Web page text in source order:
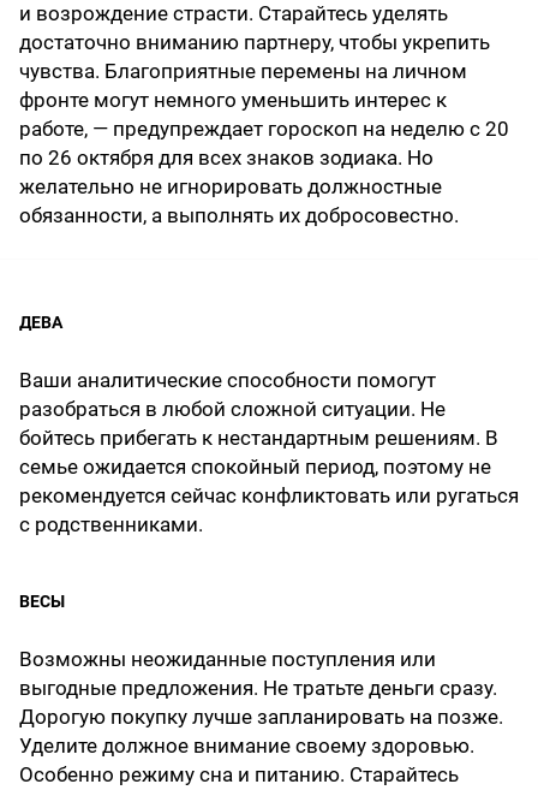
и возрождение страсти. Старайтесь уделять
достаточно вниманию партнеру, чтобы укрепить
чувства. Благоприятные перемены на личном
фронте могут немного уменьшить интерес к
работе, — предупреждает гороскоп на неделю с 20
по 26 октября для всех знаков зодиака. Но
желательно не игнорировать должностные
обязанности, а выполнять их добросовестно.
ДЕВА
Ваши аналитические способности помогут
разобраться в любой сложной ситуации. Не
бойтесь прибегать к нестандартным решениям. В
семье ожидается спокойный период, поэтому не
рекомендуется сейчас конфликтовать или ругаться
с родственниками.
ВЕСЫ
Возможны неожиданные поступления или
выгодные предложения. Не тратьте деньги сразу.
Дорогую покупку лучше запланировать на позже.
Уделите должное внимание своему здоровью.
Особенно режиму сна и питанию. Старайтесь